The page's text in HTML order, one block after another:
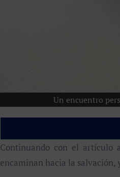
Un encuentro
Continuando con el artículo anterior, en esta ocasión me voy a centrar en tres cosas que nos
encaminan hacia la